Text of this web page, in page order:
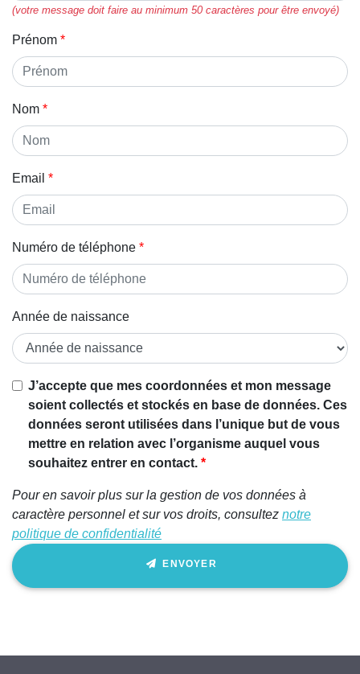
(votre message doit faire au minimum 50 caractères pour être envoyé)
Prénom
Nom
Email
Numéro de téléphone
Année de naissance
Si vous
êtes un
être
humain,
ignorez
champ
J’accepte que mes coordonnées et mon message
soient collectés et stockés en base de données. Ces
données seront utilisées dans l’unique but de vous
mettre en relation avec l’organisme auquel vous
souhaitez entrer en contact.
Pour en savoir plus sur la gestion de vos données à
caractère personnel et sur vos droits, consultez notre
politique de confidentialité
ENVOYER